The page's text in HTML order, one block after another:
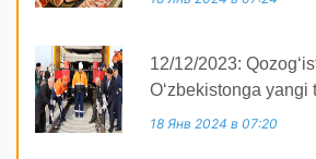
12/12/2023:
Oʻzbekistonga yangi
18 Янв 2024 в 07:20